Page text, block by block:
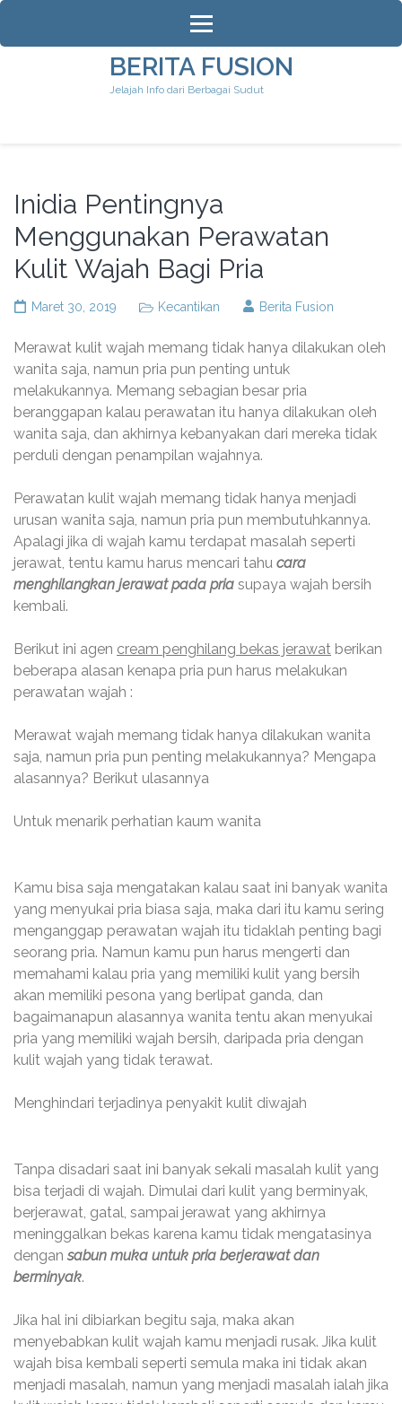
Lompat
konten
BERITA FUSION
Jelajah Info dari Berbagai Sudut
Inidia Pentingnya
Menggunakan Perawatan
Kulit Wajah Bagi Pria
Maret 30, 2019 Kecantikan Berita Fusion
Merawat kulit wajah memang tidak hanya dilakukan oleh
wanita saja, namun pria pun penting untuk
melakukannya. Memang sebagian besar pria
beranggapan kalau perawatan itu hanya dilakukan oleh
wanita saja, dan akhirnya kebanyakan dari mereka tidak
perduli dengan penampilan wajahnya.
Perawatan kulit wajah memang tidak hanya menjadi
urusan wanita saja, namun pria pun membutuhkannya.
Apalagi jika di wajah kamu terdapat masalah seperti
jerawat, tentu kamu harus mencari tahu cara
menghilangkan jerawat pada pria supaya wajah bersih
kembali.
Berikut ini agen cream penghilang bekas jerawat berikan
beberapa alasan kenapa pria pun harus melakukan
perawatan wajah :
Merawat wajah memang tidak hanya dilakukan wanita
saja, namun pria pun penting melakukannya? Mengapa
alasannya? Berikut ulasannya
Untuk menarik perhatian kaum wanita
Kamu bisa saja mengatakan kalau saat ini banyak wanita
yang menyukai pria biasa saja, maka dari itu kamu sering
menganggap perawatan wajah itu tidaklah penting bagi
seorang pria. Namun kamu pun harus mengerti dan
memahami kalau pria yang memiliki kulit yang bersih
akan memiliki pesona yang berlipat ganda, dan
bagaimanapun alasannya wanita tentu akan menyukai
pria yang memiliki wajah bersih, daripada pria dengan
kulit wajah yang tidak terawat.
Menghindari terjadinya penyakit kulit diwajah
Tanpa disadari saat ini banyak sekali masalah kulit yang
bisa terjadi di wajah. Dimulai dari kulit yang berminyak,
berjerawat, gatal, sampai jerawat yang akhirnya
meninggalkan bekas karena kamu tidak mengatasinya
dengan sabun muka untuk pria berjerawat dan
berminyak.
Jika hal ini dibiarkan begitu saja, maka akan
menyebabkan kulit wajah kamu menjadi rusak. Jika kulit
wajah bisa kembali seperti semula maka ini tidak akan
menjadi masalah, namun yang menjadi masalah ialah jika